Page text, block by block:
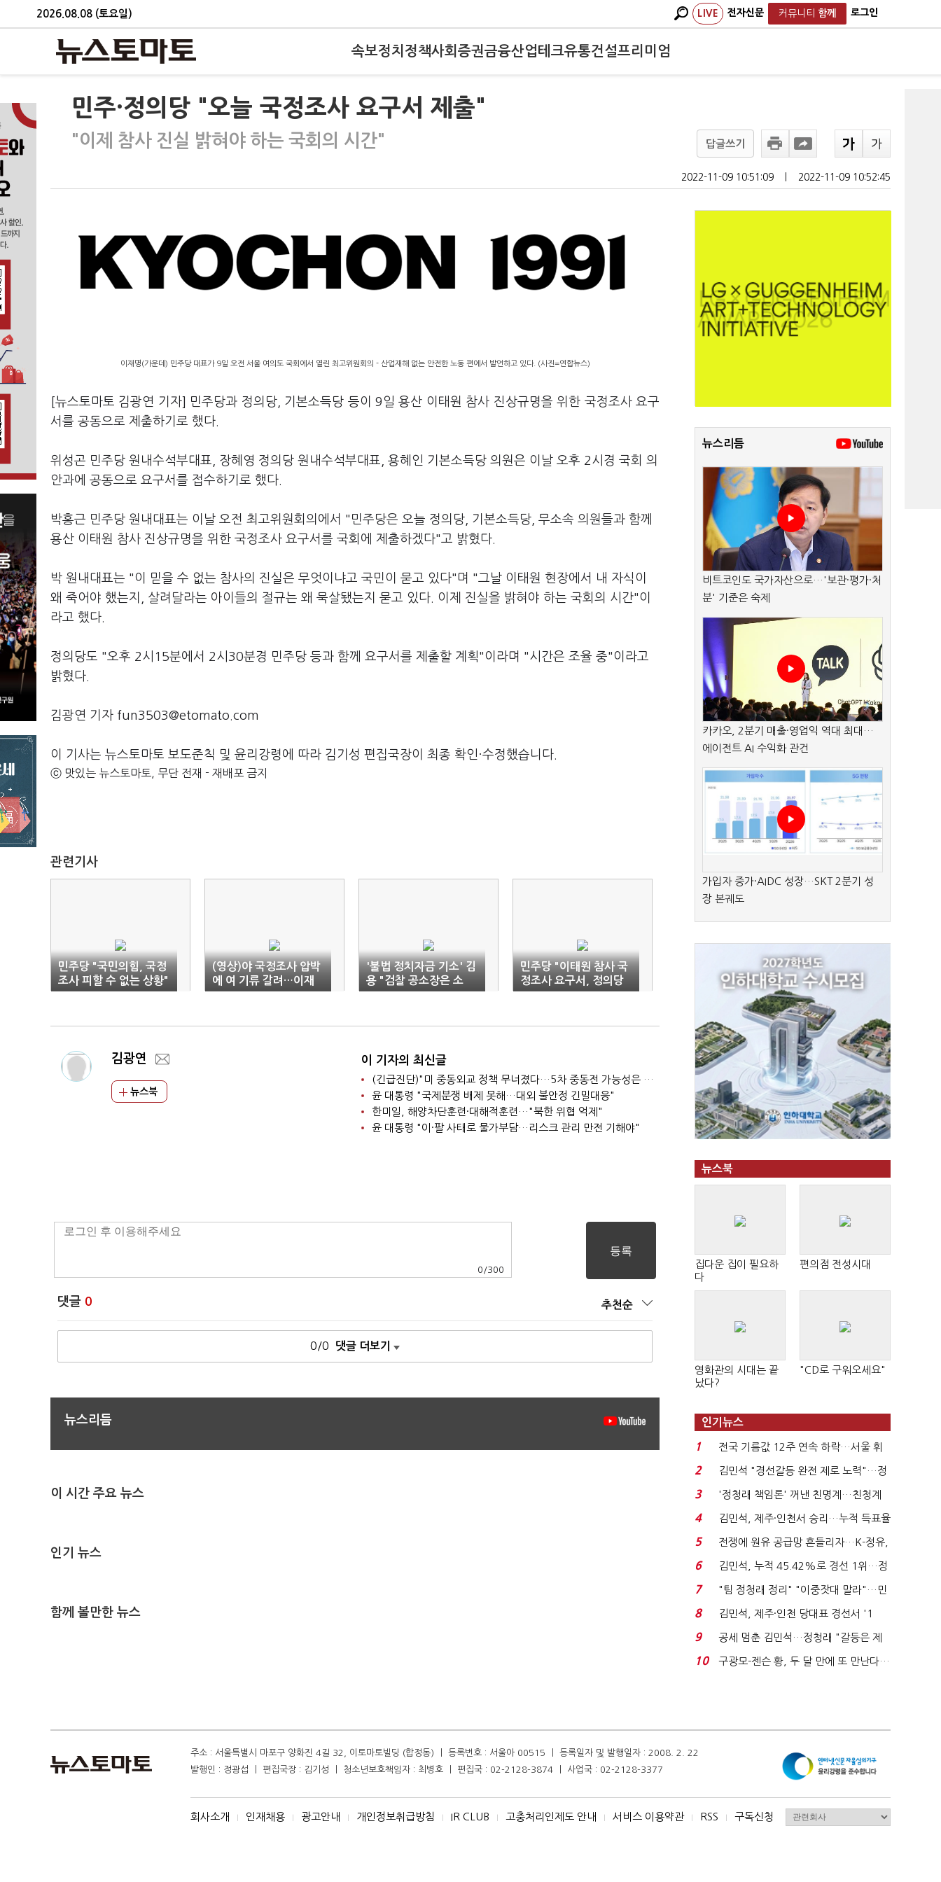
2026.08.08 (토요일) LIVE 전자신문 커뮤니티 함께 로그인
속보정치 정책사회 증권금융산업테크유통건설프리미엄
민주·정의당 "오늘 국정조사 요구서 제출"
"이제 참사 진실 밝혀야 하는 국회의 시간" 답글쓰기
2022-11-09 10:51:09 2022-11-09 10:52:45
이재명(가운데) 민주당 대표가 9일 오전 서울 여의도 국회에서 열린 최고위원회의 - 산업재해 없는 안전한 노동 편에서 발언하고 있다. (사진=연합뉴스)
[뉴스토마토 김광연 기자] 민주당과 정의당, 기본소득당 등이 9일 용산 이태원 참사 진상규명을 위한 국정조사 요구
서를 공동으로 제출하기로 했다.
위성곤 민주당 원내수석부대표, 장혜영 정의당 원내수석부대표, 용혜인 기본소득당 의원은 이날 오후 2시경 국회 의
안과에 공동으로 요구서를 접수하기로 했다.
박홍근 민주당 원내대표는 이날 오전 최고위원회의에서 "민주당은 오늘 정의당, 기본소득당, 무소속 의원들과 함께
용산 이태원 참사 진상규명을 위한 국정조사 요구서를 국회에 제출하겠다"고 밝혔다.
박 원내대표는 "이 믿을 수 없는 참사의 진실은 무엇이냐고 국민이 묻고 있다"며 "그날 이태원 현장에서 내 자식이
왜 죽어야 했는지, 살려달라는 아이들의 절규는 왜 묵살됐는지 묻고 있다. 이제 진실을 밝혀야 하는 국회의 시간"이
라고 했다.
정의당도 "오후 2시15분에서 2시30분경 민주당 등과 함께 요구서를 제출할 계획"이라며 "시간은 조율 중"이라고
밝혔다.
김광연 기자 fun3503@etomato.com
이 기사는 뉴스토마토 보도준칙 및 윤리강령에 따라 김기성 편집국장이 최종 확인·수정했습니다.
ⓒ 맛있는 뉴스토마토, 무단 전재 - 재배포 금지
관련기사
민주당 "국민의힘, 국정
조사 피할 수 없는 상황"
(영상)야 국정조사 압박
에 여 기류 갈려…이재
명, 특검 카드까지(종합)
'불법 정치자금 기소' 김
용 "검찰 공소장은 소
설"
민주당 "이태원 참사 국
정조사 요구서, 정의당
과 조정해 제출"
김광연
뉴스북
이 기자의 최신글
(긴급진단)"미 중동외교 정책 무너졌다…5차 중동전 가능성은 낮아"
윤 대통령 "국제분쟁 배제 못해…대외 불안정 긴밀대응"
한미일, 해양차단훈련·대해적훈련…"북한 위협 억제"
윤 대통령 "이·팔 사태로 물가부담…리스크 관리 만전 기해야"
0 /300
댓글 0 추천순
0/0 댓글 더보기
뉴스리듬
이 시간 주요 뉴스
인기 뉴스
함께 볼만한 뉴스
뉴스리듬
비트코인도 국가자산으로…'보관·평가·처
분' 기준은 숙제
카카오, 2분기 매출·영업익 역대 최대…
에이전트 AI 수익화 관건
가입자 증가·AIDC 성장…SKT 2분기 성
장 본궤도
뉴스북
집다운 집이 필요하
다
편의점 전성시대
영화관의 시대는 끝
났다?
"CD로 구워오세요"
인기뉴스
1
전국 기름값 12주 연속 하락…서울 휘
발윳값 1909원...
2
김민석 "경선갈등 완전 제로 노력"…정
청래 "반명 공세 사...
3
'정청래 책임론' 꺼낸 친명계…친청계
는 추가투표 때리기...
4
김민석, 제주·인천서 승리…누적 득표율
'1위 탈환'(종합)...
5
전쟁에 원유 공급망 흔들리자…K-정유,
에너지안보 핵심...
6
김민석, 누적 45.42%로 경선 1위…정
청래와 격차 0.86%p(...
7
"팀 정청래 정리" "이중잣대 말라"…민
주 최고위원 계파 다...
8
김민석, 제주·인천 당대표 경선서 '1
위'(1보)...
9
공세 멈춘 김민석…정청래 "갈등은 제
가 수습"
10
구광모-젠슨 황, 두 달 만에 또 만난다…
주소 : 서울특별시 마포구 양화진 4길 32, 이토마토빌딩 (합정동) ㅣ 등록번호 : 서울아 00515 ㅣ 등록일자 및 발행일자 : 2008. 2. 22
발행인 : 정광섭 ㅣ 편집국장 : 김기성 ㅣ 청소년보호책임자 : 최병호 ㅣ 편집국 : 02-2128-3874 ㅣ 사업국 : 02-2128-3377
회사소개 I 인재채용 I 광고안내 I 개인정보취급방침 I IR CLUB I 고충처리인제도 안내 I 서비스 이용약관 I RSS I 구독신청